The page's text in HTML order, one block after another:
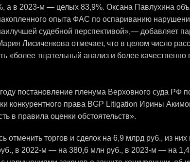
в 2023-м — целых 83,9%. Оксана Павлухина
опыта ФАС по оспариванию
судебной перспективой»,— добавляет
Лисиченкова отмечает, что в целом число
«более тщательный анализ и более качественно
постановление пленума Верховного суда РФ
конкурентного права BGP Litigation Ирины
в правила оценки обстоятельств».
отменить торгов и сделок на 6,9 млрд руб., из
в 2022-м — на 380,6 млн руб., в 2023-м — на